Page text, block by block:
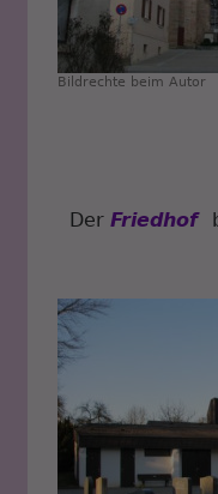
Bildrechte beim Autor
DerFriedhof